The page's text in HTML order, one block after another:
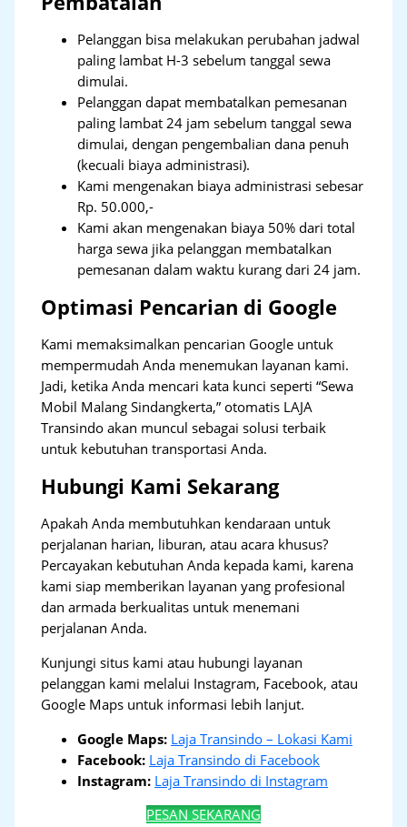
Pelanggan bisa melakukan perubahan jadwal
paling lambat H-3 sebelum tanggal sewa
dimulai.
Pelanggan dapat membatalkan pemesanan
paling lambat 24 jam sebelum tanggal sewa
dimulai, dengan pengembalian dana penuh
(kecuali biaya administrasi).
Kami mengenakan biaya administrasi sebesar
Rp. 50.000,-
Kami akan mengenakan biaya 50% dari total
harga sewa jika pelanggan membatalkan
pemesanan dalam waktu kurang dari 24 jam.
Optimasi Pencarian di Google
Kami memaksimalkan pencarian Google untuk
mempermudah Anda menemukan layanan kami.
Jadi, ketika Anda mencari kata kunci seperti “Sewa
Mobil Malang Sindangkerta,” otomatis LAJA
Transindo akan muncul sebagai solusi terbaik
untuk kebutuhan transportasi Anda.
Hubungi Kami Sekarang
Apakah Anda membutuhkan kendaraan untuk
perjalanan harian, liburan, atau acara khusus?
Percayakan kebutuhan Anda kepada kami, karena
kami siap memberikan layanan yang profesional
dan armada berkualitas untuk menemani
perjalanan Anda.
Kunjungi situs kami atau hubungi layanan
pelanggan kami melalui Instagram, Facebook, atau
Google Maps untuk informasi lebih lanjut.
Google Maps: Laja Transindo – Lokasi Kami
Facebook: Laja Transindo di Facebook
Instagram: Laja Transindo di Instagram
PESAN SEKARANG